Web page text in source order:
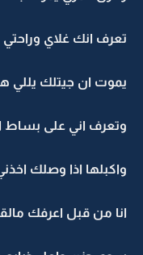
تعرف انك غلاي وراحتي
يموت ان جيتلك يللي
وتعرف اني على بساط
واكبلها اذا وصلك
انا من قبل اعرفك